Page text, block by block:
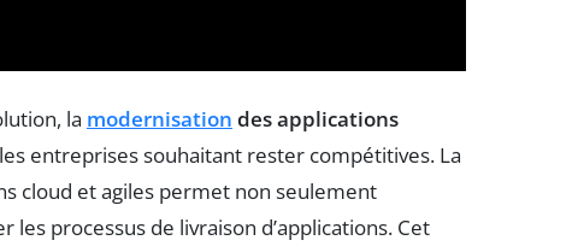
la modernisation des applications
entreprises souhaitant rester compétitives. La
cloud et agiles permet non seulement
les processus de livraison d’applications. Cet